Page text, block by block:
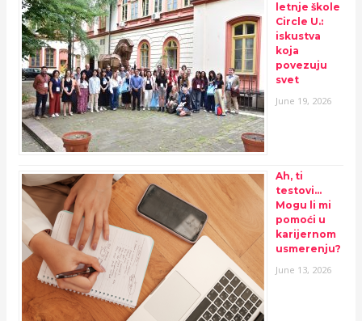
letnje škole
Circle U.:
iskustva
koja
povezuju
svet
June 19, 2026
Ah, ti
testovi…
Mogu li mi
pomoći u
karijernom
usmerenju?
June 13, 2026